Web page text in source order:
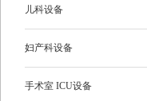
儿科设备
妇产科设备
手术室 ICU设备